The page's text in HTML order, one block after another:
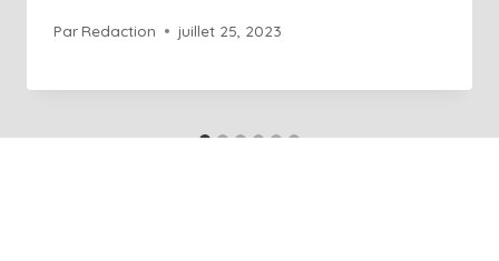
Par Redaction juillet 25, 2023